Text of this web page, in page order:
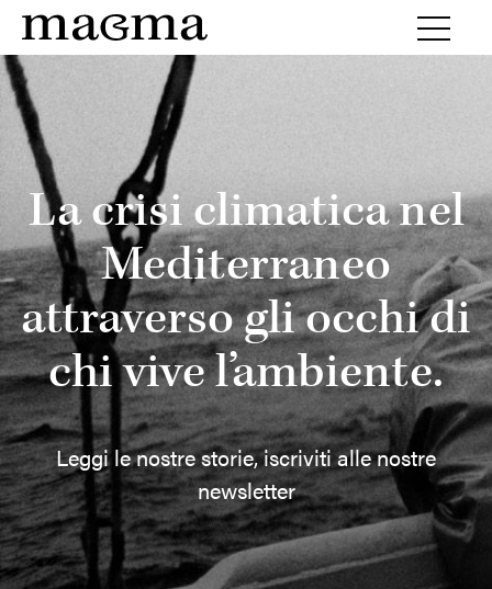
La crisi climatica nel
Mediterraneo
attraverso gli occhi di
chi vive l’ambiente.
Leggi le nostre storie, iscriviti alle nostre
newsletter